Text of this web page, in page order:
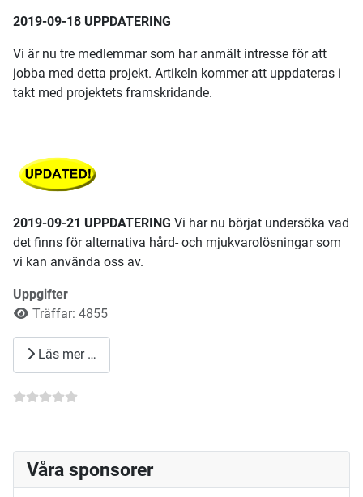
2019-09-18 UPPDATERING
Vi är nu tre medlemmar som har anmält intresse för att
jobba med detta projekt. Artikeln kommer att uppdateras i
takt med projektets framskridande.
2019-09-21 UPPDATERING Vi har nu börjat undersöka vad
det finns för alternativa hård- och mjukvarolösningar som
vi kan använda oss av.
Uppgifter
Träffar: 4855
Läs mer …
Våra sponsorer